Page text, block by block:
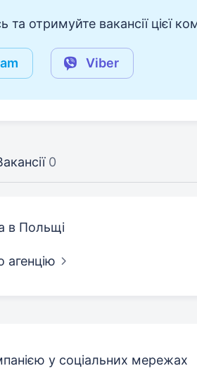
та отримуйте вакансії цієї
Viber
0
в Польщі
агенцію
у соціальних мережах